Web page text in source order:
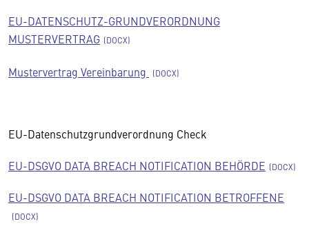
EU-DATENSCHUTZ-GRUNDVERORDNUNG
MUSTERVERTRAG
Mustervertrag Vereinbarung
EU-Datenschutzgrundverordnung Check
EU-DSGVO DATA BREACH NOTIFICATION BEHÖRDE
EU-DSGVO DATA BREACH NOTIFICATION BETROFFENE